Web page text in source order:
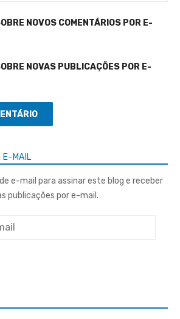
NOVOS COMENTÁRIOS POR E-
NOVAS PUBLICAÇÕES POR E-
E-MAIL
e-mail para assinar este blog e receber
publicações por e-mail.